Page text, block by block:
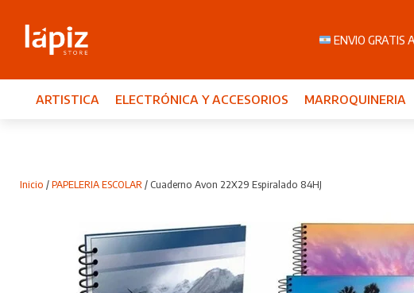
ENVIO GRATIS
ARTISTICA ELECTRÓNICA Y ACCESORIOS MARROQUINERIA
Inicio / PAPELERIA ESCOLAR / Cuaderno Avon 22X29 Espiralado 84HJ